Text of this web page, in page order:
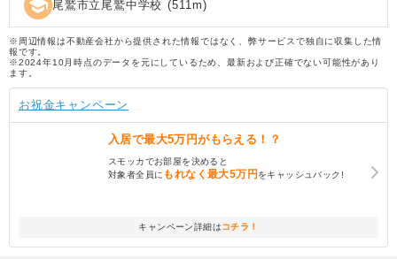
school 尾鷲市立尾鷲中学校 (511m)
※周辺情報は不動産会社から提供された情報ではなく、弊サービスで独自に収集した情
報です。
※2024年10月時点のデータを元にしているため、最新および正確でない可能性があり
ます。
お祝金キャンペーン
入居で最大5万円がもらえる！？
スモッカでお部屋を決めると
対象者全員に もれなく最大5万円 をキャッシュバック!
キャンペーン詳細はコチラ！